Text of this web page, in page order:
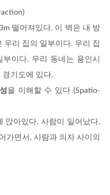
떨어져있다. 이 벽은 내 방
우리 집의 일부이다. 우리 집
이다. 우리 동네는 용인시
경기도에 있다.
을 이해할 수 있다 (Spatio-
앉아있다. 사람이 일어났다.
가면서, 사람과 의자 사이의